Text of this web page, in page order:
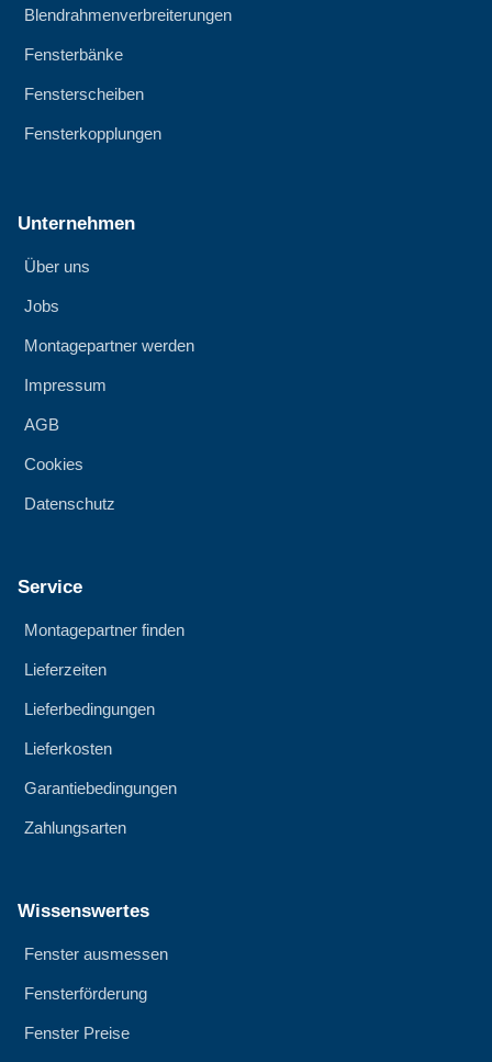
Blendrahmenverbreiterungen
Fensterbänke
Fensterscheiben
Fensterkopplungen
Unternehmen
Über uns
Jobs
Montagepartner werden
Impressum
AGB
Cookies
Datenschutz
Service
Montagepartner finden
Lieferzeiten
Lieferbedingungen
Lieferkosten
Garantiebedingungen
Zahlungsarten
Wissenswertes
Fenster ausmessen
Fensterförderung
Fenster Preise